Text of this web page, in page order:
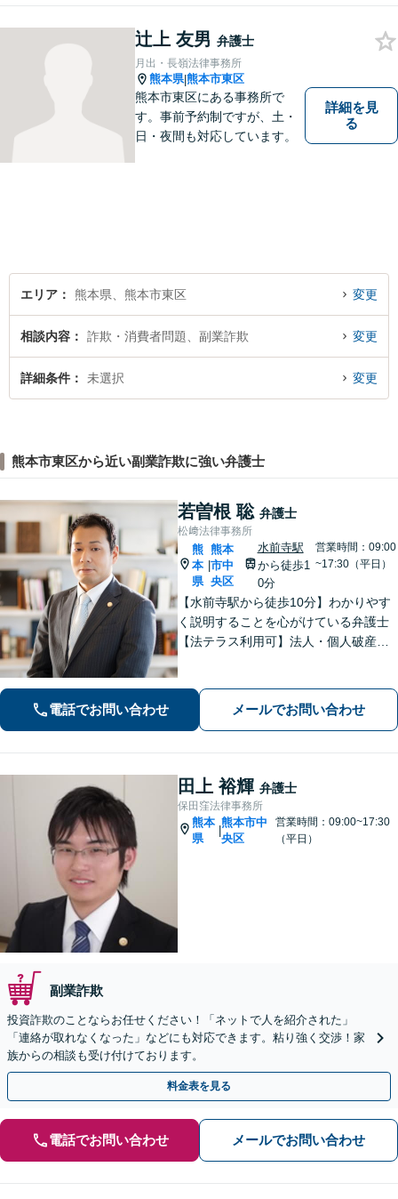
辻上 友男 弁護士
月出・長嶺法律事務所
熊本県|熊本市東区
熊本市東区にある事務所で
す。事前予約制ですが、土・
日・夜間も対応しています。
詳細を見
る
エリア 熊本県、熊本市東区 変更
相談内容 詐欺・消費者問題、副業詐欺 変更
詳細条件 未選択 変更
熊本市東区から近い副業詐欺に強い弁護士
若曽根 聡 弁護士
松﨑法律事務所
熊
本
県
|
熊本
市中
央区
水前寺駅
から徒歩1
0分
営業時間：09:00
~17:30（平日）
【水前寺駅から徒歩10分】わかりやす
く説明することを心がけている弁護士
【法テラス利用可】法人・個人破産申
対応でスムーズに解決できるよう尽力
電話でお問い合わせ メールでお問い合わせ
田上 裕輝 弁護士
保田窪法律事務所
熊本
県
熊本市中
央区
営業時間：09:00~17:30
（平日）
副業詐欺
投資詐欺のことならお任せください！「ネットで人を紹介された」
「連絡が取れなくなった」などにも対応できます。粘り強く交渉！家
族からの相談も受け付けております。
料金表を見る
電話でお問い合わせ メールでお問い合わせ